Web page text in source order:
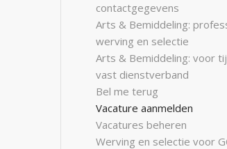
contactgegevens
Arts & Bemiddeling:
werving en selectie
Arts & Bemiddeling: voor
vast dienstverband
Bel me terug
Vacature aanmelden
Vacatures beheren
Werving en selectie voor